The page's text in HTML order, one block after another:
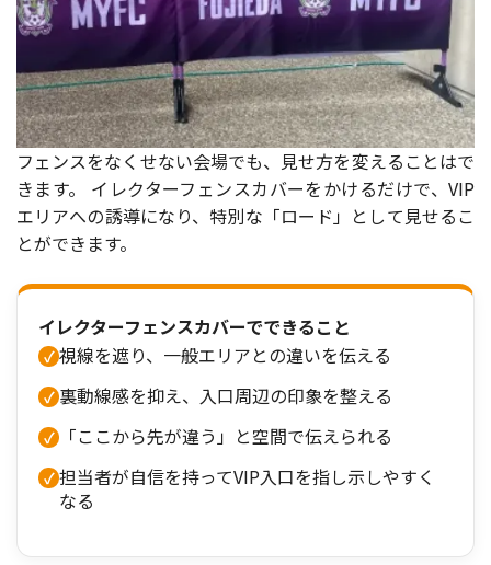
フェンスをなくせない会場でも、見せ方を変えることはで
きます。 イレクターフェンスカバーをかけるだけで、VIP
エリアへの誘導になり、特別な「ロード」として見せるこ
とができます。
イレクターフェンスカバーでできること
視線を遮り、一般エリアとの違いを伝える
裏動線感を抑え、入口周辺の印象を整える
「ここから先が違う」と空間で伝えられる
担当者が自信を持ってVIP入口を指し示しやすく
なる